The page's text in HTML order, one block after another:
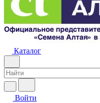
Каталог
Войти